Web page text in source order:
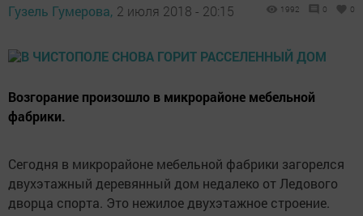
Гузель Гумерова, 2 июля 2018 - 20:15 1992 0 0
Возгорание произошло в микрорайоне мебельной
фабрики.
Сегодня в микрорайоне мебельной фабрики загорелся
двухэтажный деревянный дом недалеко от Ледового
дворца спорта. Это нежилое двухэтажное строение.